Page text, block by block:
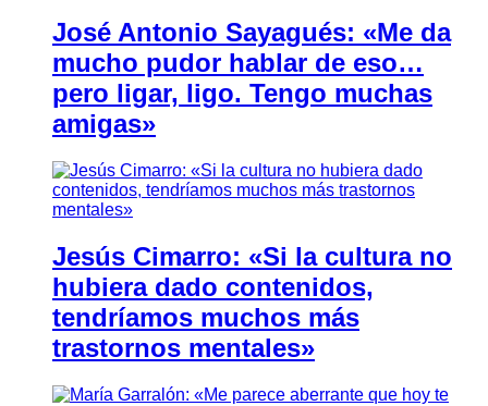
José Antonio Sayagués: «Me da
mucho pudor hablar de eso…
pero ligar, ligo. Tengo muchas
amigas»
Jesús Cimarro: «Si la cultura no
hubiera dado contenidos,
tendríamos muchos más
trastornos mentales»